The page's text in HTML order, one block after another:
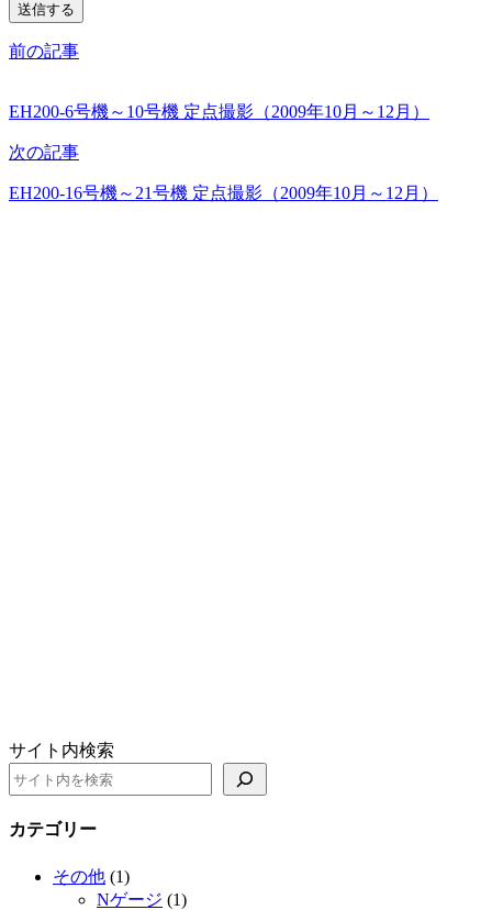
前の記事
EH200-6号機～10号機 定点撮影（2009年10月～12月）
次の記事
EH200-16号機～21号機 定点撮影（2009年10月～12月）
サイト内検索
カテゴリー
その他 (1)
Nゲージ (1)